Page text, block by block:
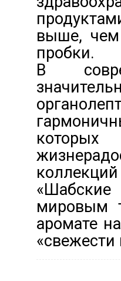
выше, чем
пробки.
В
«Шабские
мировым
аромате
«свежести